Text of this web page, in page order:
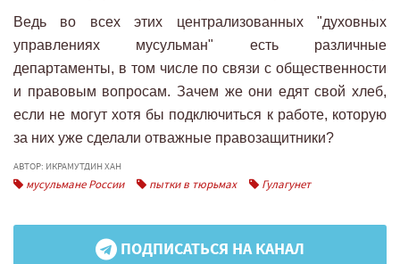
Ведь во всех этих централизованных "духовных
управлениях мусульман" есть различные
департаменты, в том числе по связи с общественности
и правовым вопросам. Зачем же они едят свой хлеб,
если не могут хотя бы подключиться к работе, которую
за них уже сделали отважные правозащитники?
АВТОР: ИКРАМУТДИН ХАН
мусульмане России пытки в тюрьмах Гулагунет
ПОДПИСАТЬСЯ НА КАНАЛ